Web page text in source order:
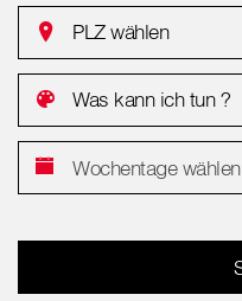
PLZ wählen
Was kann ich tun ?
Wochentage wählen